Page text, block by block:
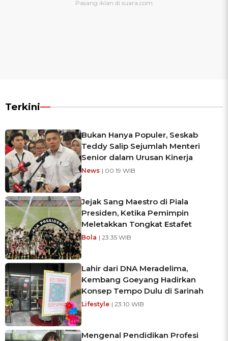
Terkini
Bukan Hanya Populer, Seskab
Teddy Salip Sejumlah Menteri
Senior dalam Urusan Kinerja
News | 00:19 WIB
Jejak Sang Maestro di Piala
Presiden, Ketika Pemimpin
Meletakkan Tongkat Estafet
Bola | 23:35 WIB
Lahir dari DNA Meradelima,
Kembang Goeyang Hadirkan
Konsep Tempo Dulu di Sarinah
Lifestyle | 23:10 WIB
Mengenal Pendidikan Profesi